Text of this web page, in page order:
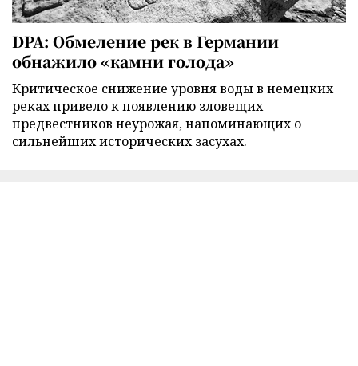
DPA: Обмеление рек в Германии
обнажило «камни голода»
Критическое снижение уровня воды в немецких
реках привело к появлению зловещих
предвестников неурожая, напоминающих о
сильнейших исторических засухах.